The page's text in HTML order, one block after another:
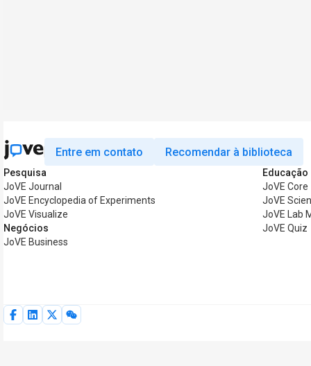
Entre em contato Recomendar à biblioteca
Pesquisa
JoVE Journal
JoVE Encyclopedia of Experiments
JoVE Visualize
Negócios
JoVE Business
Educação
JoVE Core
JoVE
JoVE Lab
JoVE Quiz